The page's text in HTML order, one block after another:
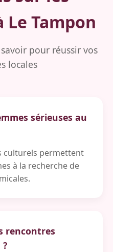
Tampon
pour réussir vos
locales
sérieuses au
culturels permettent
à la recherche de
rencontres